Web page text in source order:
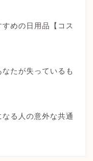
めの日用品【コス
たが失っているも
る人の意外な共通